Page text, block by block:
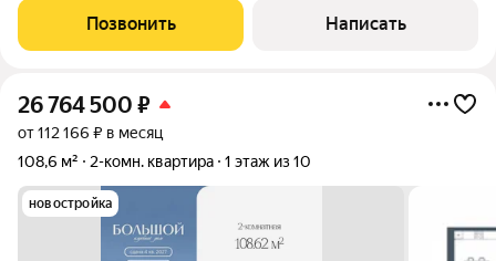
без «потерь» площади; просторная кухня место, где легко
собрать всю семью. В квартире
Позвонить Написать
26 764 500 ₽
от 112 166 ₽ в месяц
108,6 м²
2-комн. квартира 1 этаж из 10
новостройка